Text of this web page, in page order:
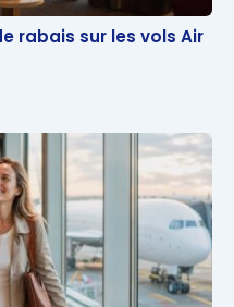
rabais sur les vols Air
rabais sur les vols Air